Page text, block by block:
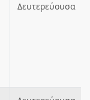
Δευτερεύουσα